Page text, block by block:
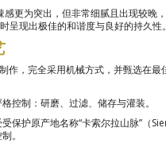
感更为突出，但非常细腻且出现较晚
呈现出极佳的和谐度与良好的持久性。
作，完全采用机械方式，并甄选在最
控制：研磨、过滤、储存与灌装。
保护原产地名称“卡索尔拉山脉”（
。